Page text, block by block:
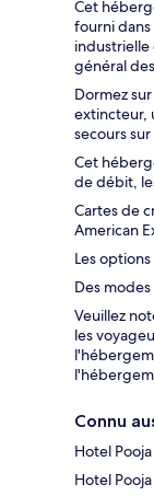
Cet
fourni dans
industrielle
général
Dormez
extincteur,
secours
Cet
de débit,
Cartes de
American
Les
Des
Veuillez
les
Connu
Hotel Pooja
Hotel